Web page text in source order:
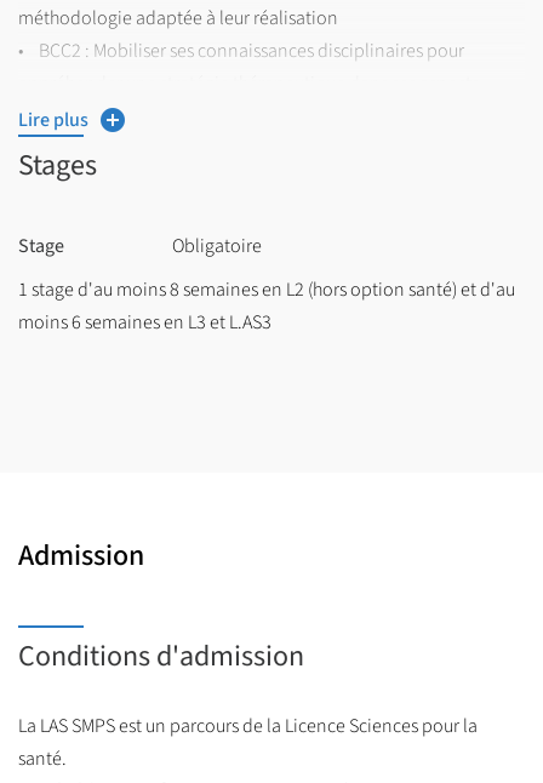
méthodologie adaptée à leur réalisation
• BCC2 : Mobiliser ses connaissances disciplinaires pour
transversaux
• BCC3 : Interagir et évoluer dans un environnement
professionnel
présenter pour leur seconde tentative, aux épreuves d’entrée
dans les études de santé : médecine, pharmacie, maïeutique,
Lire plus
Stages
Stage
Obligatoire
1 stage d'au moins 8 semaines en L2 (hors option santé) et d'au
moins 6 semaines en L3 et L.AS3
Admission
Conditions d'admission
La LAS SMPS est un parcours de la Licence Sciences pour la
santé.